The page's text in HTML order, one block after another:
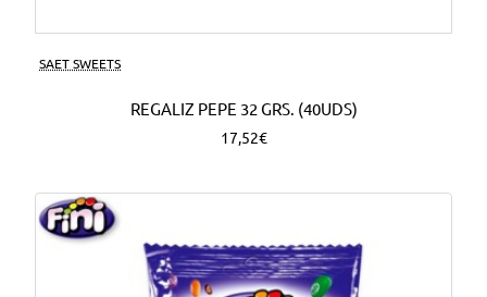
SAET SWEETS
REGALIZ PEPE 32 GRS. (40UDS)
17,52€